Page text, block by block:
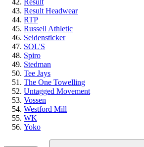
Result
Result Headwear
RTP
Russell Athletic
Seidensticker
SOL'S
Spiro
Stedman
Tee Jays
The One Towelling
Untagged Movement
Vossen
Westford Mill
WK
Yoko